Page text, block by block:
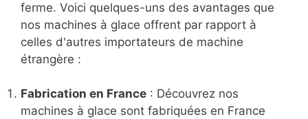
ferme. Voici quelques-uns des avantages que
nos machines à glace offrent par rapport à
celles d'autres importateurs de machine
étrangère :
Fabrication en France : Découvrez nos
machines à glace sont fabriquées en France